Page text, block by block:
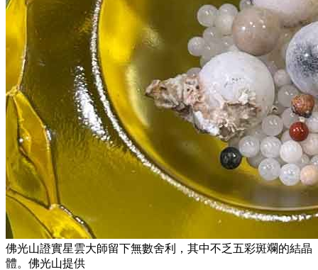
佛光山證實星雲大師留下無數舍利，其中不乏五彩斑斕的結晶
體。佛光山提供